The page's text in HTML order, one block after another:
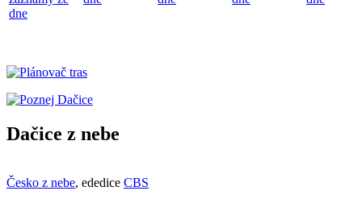
dne
Dačice z nebe
Česko z nebe, ededice CBS